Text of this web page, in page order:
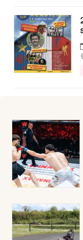
Expos
Sorties & loisirs
Aujourd'hui dans
Aujourd'hui en
Newsletter des
Artistes en
Actus à Caen
Magazine à Caen